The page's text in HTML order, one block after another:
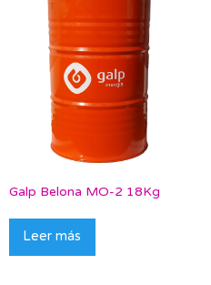
Galp Belona MO-2 18Kg
Leer más